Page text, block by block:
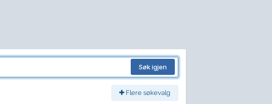
Søk igjen
Flere søkevalg